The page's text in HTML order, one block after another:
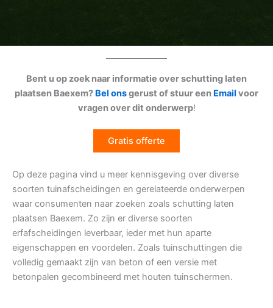
Bent u op zoek naar informatie over schutting laten
plaatsen Baexem? Bel onsgerust of stuur een Email voor
vragen over dit onderwerp!
Gratis offerte
Op deze pagina vind u meer kennisgeving over diverse
soorten tuinafscheidingen en gerelateerde onderwerpen
waar consumenten naar zoeken zoals schutting laten
plaatsen Baexem. Zo zijn er diverse soorten
erfafscheidingen leverbaar, ieder met hun aparte
eigenschappen en voordelen. Zoals tuinschuttingen die
volledig gemaakt zijn van beton of een versie met
betonpalen gecombineerd met houten tuinschermen.